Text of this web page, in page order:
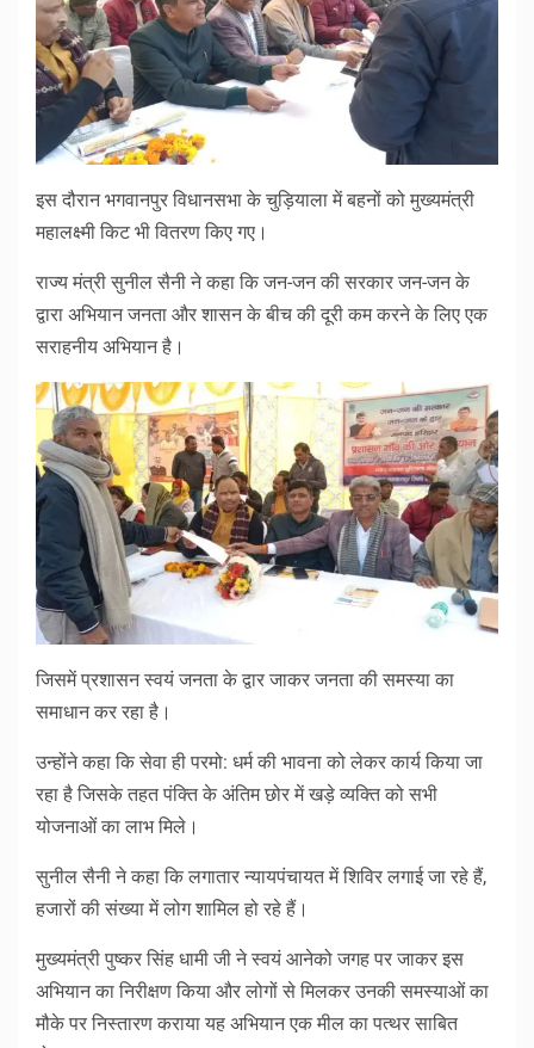
इस दौरान भगवानपुर विधानसभा के चुड़ियाला में बहनों को मुख्यमंत्री
महालक्ष्मी किट भी वितरण किए गए।
राज्य मंत्री सुनील सैनी ने कहा कि जन-जन की सरकार जन-जन के
द्वारा अभियान जनता और शासन के बीच की दूरी कम करने के लिए एक
सराहनीय अभियान है।
जिसमें प्रशासन स्वयं जनता के द्वार जाकर जनता की समस्या का
समाधान कर रहा है।
उन्होंने कहा कि सेवा ही परमो: धर्म की भावना को लेकर कार्य किया जा
रहा है जिसके तहत पंक्ति के अंतिम छोर में खड़े व्यक्ति को सभी
योजनाओं का लाभ मिले।
सुनील सैनी ने कहा कि लगातार न्यायपंचायत में शिविर लगाई जा रहे हैं,
हजारों की संख्या में लोग शामिल हो रहे हैं।
मुख्यमंत्री पुष्कर सिंह धामी जी ने स्वयं आनेको जगह पर जाकर इस
अभियान का निरीक्षण किया और लोगों से मिलकर उनकी समस्याओं का
मौके पर निस्तारण कराया यह अभियान एक मील का पत्थर साबित